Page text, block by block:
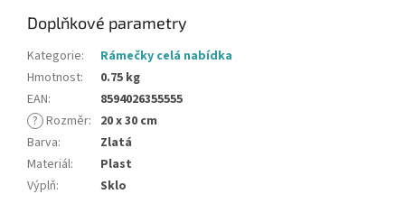
Doplňkové parametry
Kategorie:
Rámečky celá nabídka
Hmotnost:
0.75 kg
EAN:
8594026355555
? Rozměr: 20 x 30 cm
Barva:
Zlatá
Materiál:
Plast
Výplň: Sklo